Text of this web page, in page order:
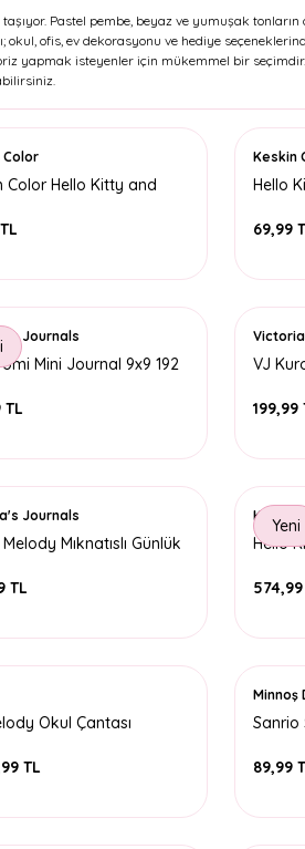
Pastel pembe, beyaz ve yumuşak
ofis, ev dekorasyonu ve hediye
yapmak isteyenler için mükemmel bir seçimdir.
Color
Color Hello Kitty and
Keskin
Hello
69,99
Journals
Mini Journal 9x9 192
TL
VJ
199,99
Journals
Mıknatıslı Günlük
TL
Yeni
Keskin
Hello
574,99
Okul Çantası
TL
Minnoş
Sanrio
89,99